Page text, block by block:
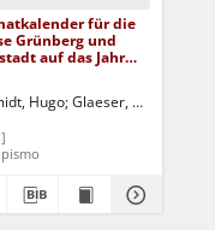
Bronisch, P. Petras, Paul
für die
Grünberg und
auf das Jahr
Hugo Glaeser, Edmund